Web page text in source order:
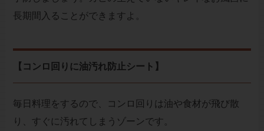
長期間入ることができますよ。
【コンロ回りに油汚れ防止シート】
毎日料理をするので、コンロ回りは油や食材が飛び散
り、すぐに汚れてしまうゾーンです。